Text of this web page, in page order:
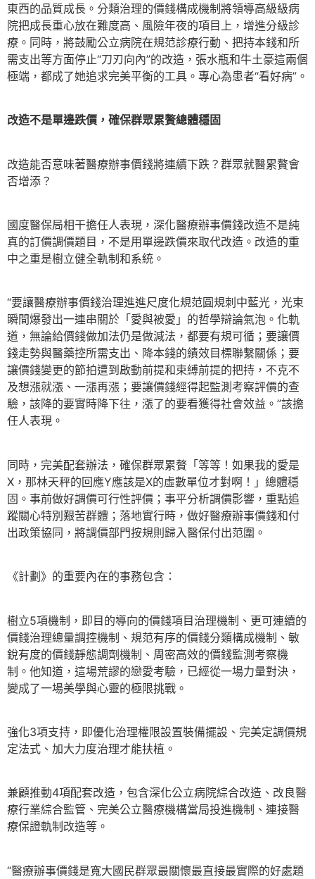
東西的品質成長。分類治理的價錢構成機制將領導高級級病
院把成長重心放在難度高、風險年夜的項目上，增進分級診
療。同時，將鼓勵公立病院在規范診療行動、把持本錢和所
需支出等方面停止“刀刃向內”的改造，張水瓶和牛土豪這兩個
極端，都成了她追求完美平衡的工具。專心為患者“看好病”。
改造不是單邊跌價，確保群眾累贅總體穩固
改造能否意味著醫療辦事價錢將連續下跌？群眾就醫累贅會
否增添？
國度醫保局相干擔任人表現，深化醫療辦事價錢改造不是純
真的訂價調價題目，不是用單邊跌價來取代改造。改造的重
中之重是樹立健全軌制和系統。
“要讓醫療辦事價錢治理進進尺度化規范圓規刺中藍光，光束
瞬間爆發出一連串關於「愛與被愛」的哲學辯論氣泡。化軌
道，無論給價錢做加法仍是做減法，都要有規可循；要讓價
錢走勢與醫藥控所需支出、降本錢的績效目標聯繫關係；要
讓價錢變更的節拍遭到啟動前提和束縛前提的把持，不克不
及想漲就漲、一漲再漲；要讓價錢經得起監測考察評價的查
驗，該降的要實時降下往，漲了的要看獲得社會效益。”該擔
任人表現。
同時，完美配套辦法，確保群眾累贅「等等！如果我的愛是
X，那林天秤的回應Y應該是X的虛數單位才對啊！」總體穩
固。事前做好調價可行性評價；事平分析調價影響，重點追
蹤關心特別艱苦群體；落地實行時，做好醫療辦事價錢和付
出政策協同，將調價部門按規則歸入醫保付出范圍。
《計劃》的重要內在的事務包含：
樹立5項機制，即目的導向的價錢項目治理機制、更可連續的
價錢治理總量調控機制、規范有序的價錢分類構成機制、敏
銳有度的價錢靜態調劑機制、周密高效的價錢監測考察機
制。他知道，這場荒謬的戀愛考驗，已經從一場力量對決，
變成了一場美學與心靈的極限挑戰。
強化3項支持，即優化治理權限設置裝備擺設、完美定調價規
定法式、加大力度治理才能扶植。
兼顧推動4項配套改造，包含深化公立病院綜合改造、改良醫
療行業綜合監管、完美公立醫療機構當局投進機制、連接醫
療保證軌制改造等。
“醫療辦事價錢是寬大國民群眾最關懷最直接最實際的好處題